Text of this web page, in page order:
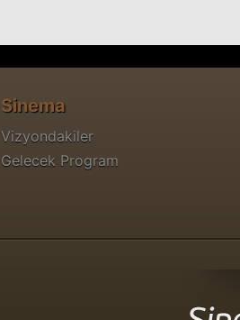
Sinema
Vizyondakiler
Gelecek Program